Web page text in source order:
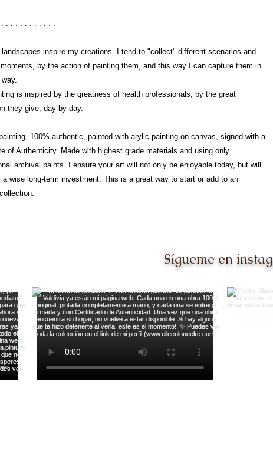
.-.-.-.-.-.-.-.-.-.-.-
landscapes inspire my creations. I tend to "collect" different scenarios and
by the action of painting them, and this way I can capture them in
is inspired by the greatness of health professionals, by the great
they give, day by day.
100% authentic, painted with arylic painting on canvas, signed with a
of Authenticity. Made with highest grade materials and using only
archival paints. I ensure your art will not only be enjoyable today, but will
a wise long-term investment. This is a great way to start or add to an
Sígueme en